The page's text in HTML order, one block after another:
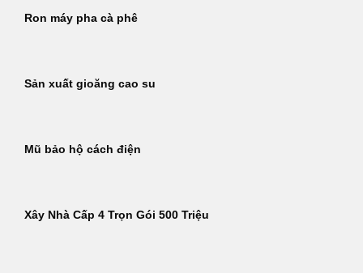
Ron máy pha cà phê
Sản xuất gioăng cao su
Mũ bảo hộ cách điện
Xây Nhà Cấp 4 Trọn Gói 500 Triệu